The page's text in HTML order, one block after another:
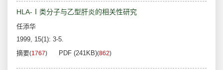
HLA-Ⅰ类分子与乙型肝炎的相关性研究
任添华
1999, 15(1): 3-5.
摘要(1767) PDF (241KB)(862)